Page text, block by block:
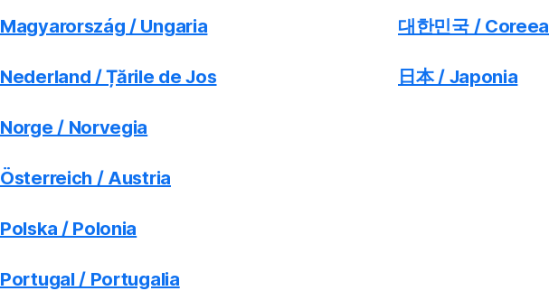
Magyarország / Ungaria
Nederland / Țările de Jos
Norge / Norvegia
Österreich / Austria
Polska / Polonia
Portugal / Portugalia
대한민국 / Coreea
日本 / Japonia